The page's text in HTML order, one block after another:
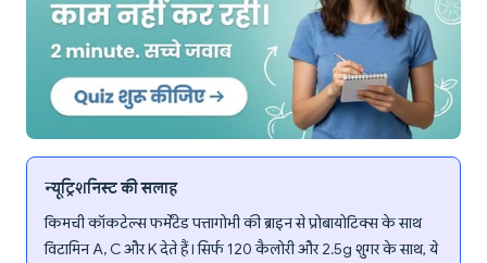
न्यूट्रिशनिस्ट की सलाह
किमची कॉकटेल्स फर्मेंटेड पत्तागोभी की ब्राइन से प्रोबायोटिक्स के साथ
विटामिन A, C और K देते हैं। सिर्फ 120 कैलोरी और 2.5g शुगर के साथ, ये